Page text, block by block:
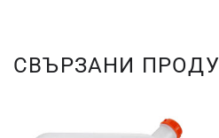
СВЪРЗАНИ